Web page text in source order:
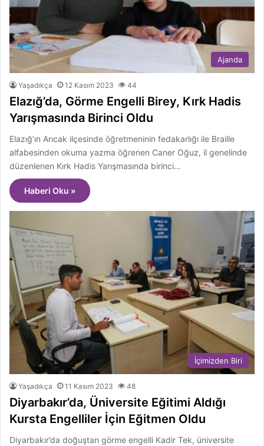
Ajanda
Yaşadıkça 12 Kasım 2023 44
Elazığ’da, Görme Engelli Birey, Kırk Hadis
Yarışmasında Birinci Oldu
Elazığ’ın Arıcak ilçesinde öğretmeninin fedakarlığı ile Braille
alfabesinden okuma yazma öğrenen Caner Oğuz, il genelinde
düzenlenen Kırk Hadis Yarışmasında birinci…
Haberi Oku »
İçimizden Biri
Yaşadıkça 11 Kasım 2023 48
Diyarbakır’da, Üniversite Eğitimi Aldığı
Kursta Engelliler İçin Eğitmen Oldu
Diyarbakır’da doğuştan görme engelli Kadir Tek, üniversite